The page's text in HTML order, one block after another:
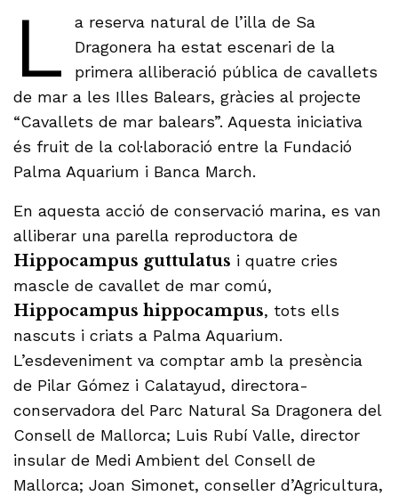
L
a reserva natural de l’illa de Sa
Dragonera ha estat escenari de la
primera alliberació pública de cavallets
de mar a les Illes Balears, gràcies al projecte
“Cavallets de mar balears”. Aquesta iniciativa
és fruit de la col·laboració entre la Fundació
Palma Aquarium i Banca March.
En aquesta acció de conservació marina, es van
alliberar una parella reproductora de
Hippocampus guttulatus i quatre cries
mascle de cavallet de mar comú,
Hippocampus hippocampus, tots ells
nascuts i criats a Palma Aquarium.
L’esdeveniment va comptar amb la presència
de Pilar Gómez i Calatayud, directora-
conservadora del Parc Natural Sa Dragonera del
Consell de Mallorca; Luis Rubí Valle, director
insular de Medi Ambient del Consell de
Mallorca; Joan Simonet, conseller d’Agricultura,